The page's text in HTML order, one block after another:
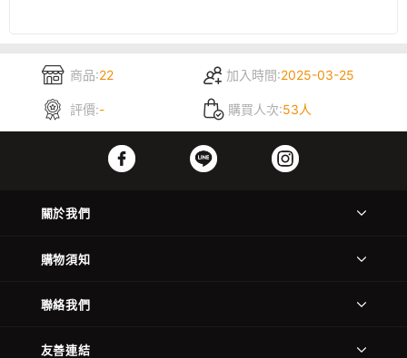
商品:22 加入時間:2025-03-25
評價:- 購買人次:53人
關於我們
購物須知
聯絡我們
友善連結